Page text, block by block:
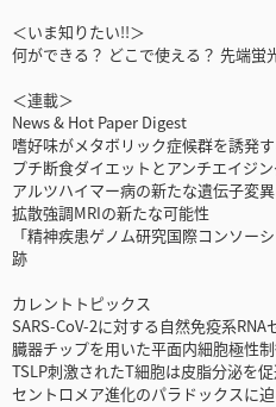
＜いま知りたい!!＞
何ができる？ どこで使える？ 先端蛍
＜連載＞
News & Hot Paper Digest
嗜好味がメタボリック症候群を誘発
プチ断食ダイエットとアンチエイジ
アルツハイマー病の新たな遺伝子変異
拡散強調MRIの新たな可能性
「精神疾患ゲノム研究国際コンソー
跡
カレントトピックス
SARS-CoV-2に対する自然免疫系
臓器チップを用いた平面内細胞極性
TSLP刺激されたT細胞は皮脂分泌を
セントロメア進化のパラドックスに